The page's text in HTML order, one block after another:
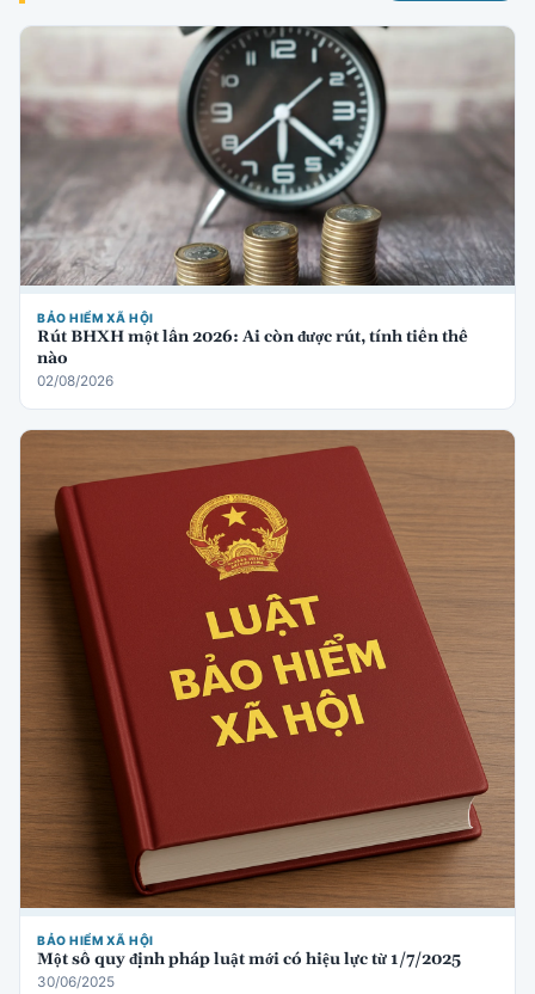
BẢO HIỂM XÃ HỘI
Rút BHXH một lần 2026: Ai còn được rút, tính tiền thế
nào
02/08/2026
BẢO HIỂM XÃ HỘI
Một số quy định pháp luật mới có hiệu lực từ 1/7/2025
30/06/2025